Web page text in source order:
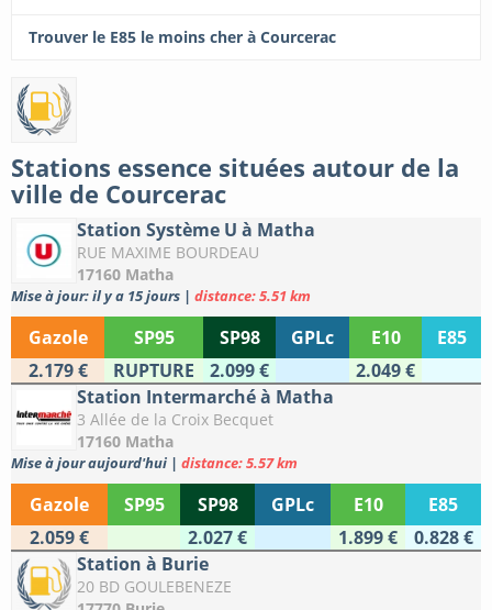
Trouver le E85 le moins cher à Courcerac
Stations essence situées autour de la
ville de Courcerac
Station Système U à Matha
RUE MAXIME BOURDEAU
17160 Matha
Mise à jour: il y a 15 jours | distance: 5.51 km
Gazole SP95 SP98 GPLc E10
E85
2.179 €
RUPTURE 2.099 €
2.049 €
Station Intermarché à Matha
3 Allée de la Croix Becquet
17160 Matha
Mise à jour aujourd'hui | distance: 5.57 km
Gazole SP95 SP98 GPLc E10
E85
2.059 €
2.027 € 1.899 €
0.828 €
Station à Burie
20 BD GOULEBENEZE